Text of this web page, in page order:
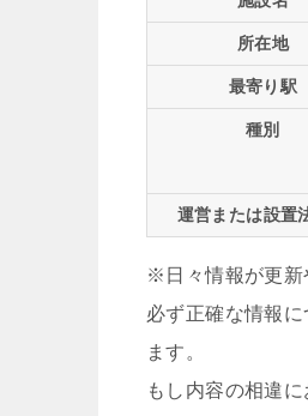
所在地
最寄り駅
種別
運営または設置
※日々情報が更新
必ず正確な情報
ます。
もし内容の相違